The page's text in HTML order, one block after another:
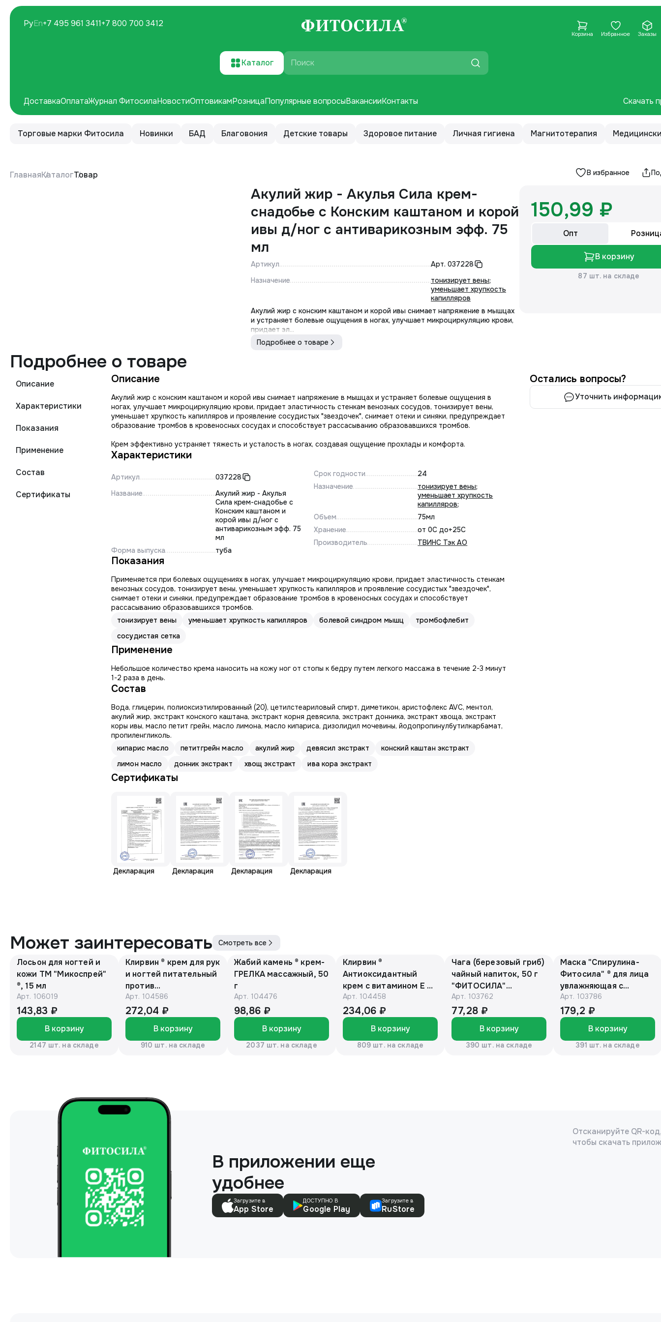
Корзина Избранное Заказы
Скачать
ДоставкаОплатаЖурнал ФитосилаНовостиОптовикамРозницаПопулярные вопросыВакансииКонтакты
РуEn+7 495 961 3411+7 800 700 3412
Каталог Поиск
Торговые марки Фитосила Новинки БАД Благовония Детские товары Здоровое питание Личная гигиена Магнитотерапия
ГлавнаяКаталогТовар В избранное
Акулий жир - Акулья Сила крем-
снадобье с Конским каштаном и корой
ивы д/ног с антиварикозным эфф. 75
мл
Артикул Арт. 037228
Назначение
тонизирует вены;
уменьшает хрупкость
капилляров
Акулий жир с конским каштаном и корой ивы снимает напряжение в мышцах
и устраняет болевые ощущения в ногах, улучшает микроциркуляцию крови,
придает эл...
Подробнее о товаре
150,99 ₽
Опт
В корзину
87 шт. на складе
Подробнее о товаре
Описание
Характеристики
Показания
Применение
Состав
Сертификаты
Описание
Акулий жир с конским каштаном и корой ивы снимает напряжение в мышцах и устраняет болевые ощущения в
ногах, улучшает микроциркуляцию крови, придает эластичность стенкам венозных сосудов, тонизирует вены,
уменьшает хрупкость капилляров и проявление сосудистых "звездочек", снимает отеки и синяки, предупреждает
образование тромбов в кровеносных сосудах и способствует рассасыванию образовавшихся тромбов.
Крем эффективно устраняет тяжесть и усталость в ногах, создавая ощущение прохлады и комфорта.
Характеристики
Артикул
037228
Название
Акулий жир - Акулья
Сила крем-снадобье с
Конским каштаном и
корой ивы д/ног с
антиварикозным эфф. 75
мл
Форма выпуска
туба
Срок годности
24
Назначение
тонизирует вены;
уменьшает хрупкость
капилляров;
Объем
75мл
Хранение
от 0С до+25С
Производитель
ТВИНС Тэк АО
Показания
Применяется при болевых ощущениях в ногах, улучшает микроциркуляцию крови, придает эластичность стенкам
венозных сосудов, тонизирует вены, уменьшает хрупкость капилляров и проявление сосудистых "звездочек",
снимает отеки и синяки, предупреждает образование тромбов в кровеносных сосудах и способствует
рассасыванию образовавшихся тромбов.
тонизирует вены
уменьшает хрупкость капилляров болевой синдром мышц
тромбофлебит
сосудистая сетка
Применение
Небольшое количество крема наносить на кожу ног от стопы к бедру путем легкого массажа в течение 2-3 минут
1-2 раза в день.
Состав
Вода, глицерин, полиоксиэтилированный (20), цетилстеариловый спирт, диметикон, аристофлекс AVC, ментол,
акулий жир, экстракт конского каштана, экстракт корня девясила, экстракт донника, экстракт хвоща, экстракт
коры ивы, масло петит грейн, масло лимона, масло кипариса, дизолидил мочевины, йодопропинулбутилкарбамат,
пропиленгликоль.
кипарис масло
петитгрейн масло акулий жир девясил экстракт
конский каштан экстракт
лимон масло
донник экстракт хвощ экстракт ива кора экстракт
Сертификаты
Декларация Декларация Декларация Декларация
Остались вопросы?
Уточнить
Может заинтересовать Смотреть все
Лосьон для ногтей и
кожи ТМ "Микоспрей"
®, 15 мл
Арт. 106019
143,83 ₽
В корзину
2147 шт. на складе
Клирвин ® крем для рук
и ногтей питательный
против
гиперпигментации для
осветления кожи 75 г
Арт. 104586
272,04 ₽
В корзину
910 шт. на складе
Жабий камень ® крем-
ГРЕЛКА массажный, 50
г
Арт. 104476
98,86 ₽
В корзину
2037 шт. на складе
Клирвин ®
Антиоксидантный
крем с витамином Е и
маслом макадамии
150г
Арт. 104458
234,06 ₽
В корзину
809 шт. на складе
Чага (березовый гриб)
чайный напиток, 50 г
"ФИТОСИЛА"
(коробочка)
Арт. 103762
77,28 ₽
В корзину
390 шт. на складе
Маска "Спирулина-
Фитосила" ® для лица
увлажняющая с
витамином А, 150 мл,
туба
Арт. 103786
179,2 ₽
В корзину
391 шт. на складе
В приложении еще
удобнее
Загрузите в
App Store
ДОСТУПНО В
Google Play
Загрузите в
RuStore
Отсканируйте QR-код,
чтобы скачать